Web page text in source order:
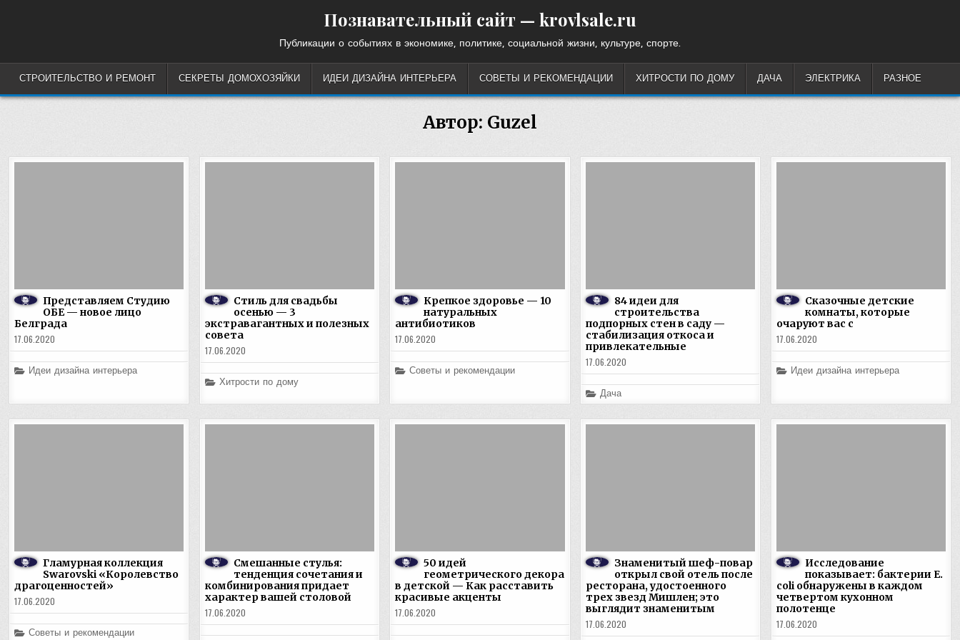
Познавательный сайт — krovlsale.ru
Публикации о событиях в экономике, политике, социальной жизни, культуре, спорте.
СТРОИТЕЛЬСТВО И РЕМОНТ СЕКРЕТЫ ДОМОХОЗЯЙКИ ИДЕИ ДИЗАЙНА ИНТЕРЬЕРА СОВЕТЫ И РЕКОМЕНДАЦИИ ХИТРОСТИ ПО ДОМУ ДАЧА ЭЛЕКТРИКА РАЗНОЕ
Автор: Guzel
Представляем Студию
ОБЕ — новое лицо
Белграда
17.06.2020
Posted
in
Идеи дизайна интерьера
Стиль для свадьбы
осенью — 3
экстравагантных и полезных
совета
17.06.2020
Posted
Хитрости по дому
Крепкое здоровье — 10
натуральных
антибиотиков
17.06.2020
Posted
Советы и рекомендации
84 идеи для
строительства
подпорных стен в саду —
стабилизация откоса и
привлекательные
17.06.2020
Posted
in
Дача
Сказочные детские
комнаты, которые
очаруют вас с
17.06.2020
Posted
in
Идеи дизайна интерьера
Гламурная коллекция
Swarovski «Королевство
драгоценностей»
17.06.2020
Posted
Советы и рекомендации
Смешанные стулья:
тенденция сочетания и
комбинирования придает
характер вашей столовой
17.06.2020
50 идей
геометрического декора
в детской — Как расставить
красивые акценты
17.06.2020
Знаменитый шеф-повар
открыл свой отель после
ресторана, удостоенного
трех звезд Мишлен; это
выглядит знаменитым
17.06.2020
Исследование
показывает: бактерии E.
coli обнаружены в каждом
четвертом кухонном
полотенце
17.06.2020